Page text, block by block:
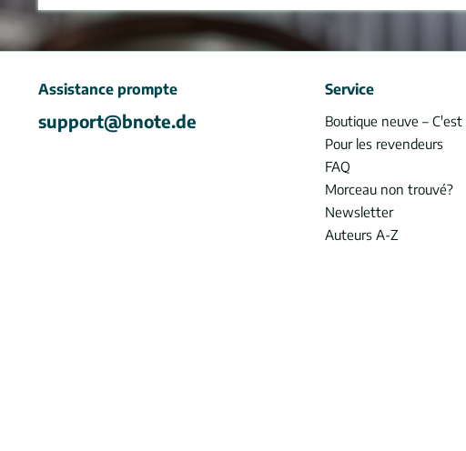
Assistance prompte
support@bnote.de
Service
Boutique neuve –
Pour les revendeurs
FAQ
Morceau non trouvé?
Newsletter
Auteurs A-Z